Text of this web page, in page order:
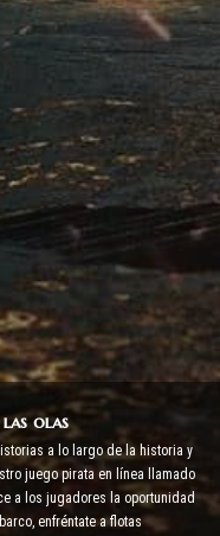
las olas
a lo largo de la historia y
juego pirata en línea llamado
a los jugadores la oportunidad
enfréntate a flotas